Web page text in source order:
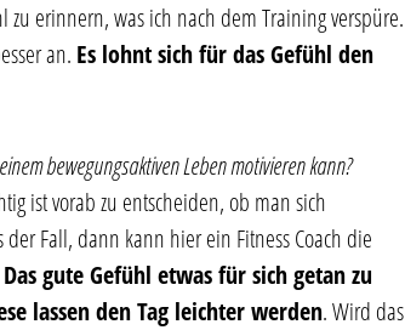
erinnern, was ich nach dem Training verspüre.
an. Es lohnt sich für das Gefühl den
bewegungsaktiven Leben motivieren kann?
ist vorab zu entscheiden, ob man sich
Fall, dann kann hier ein Fitness Coach die
Das gute Gefühl etwas für sich getan zu
lassen den Tag leichter werden. Wird das